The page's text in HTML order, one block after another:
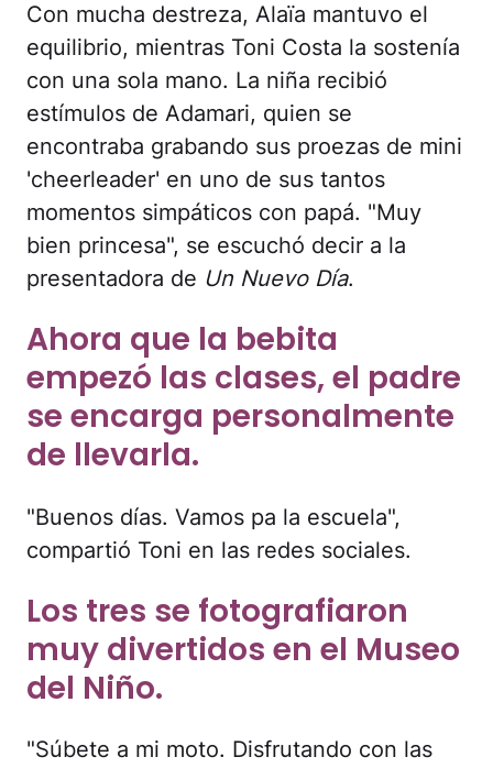
Con mucha destreza, Alaïa mantuvo el
equilibrio, mientras Toni Costa la sostenía
con una sola mano. La niña recibió
estímulos de Adamari, quien se
encontraba grabando sus proezas de mini
'cheerleader' en uno de sus tantos
momentos simpáticos con papá. "Muy
bien princesa", se escuchó decir a la
presentadora de Un Nuevo Día.
Ahora que la bebita
empezó las clases, el padre
se encarga personalmente
de llevarla.
"Buenos días. Vamos pa la escuela",
compartió Toni en las redes sociales.
Los tres se fotografiaron
muy divertidos en el Museo
del Niño.
"Súbete a mi moto. Disfrutando con las